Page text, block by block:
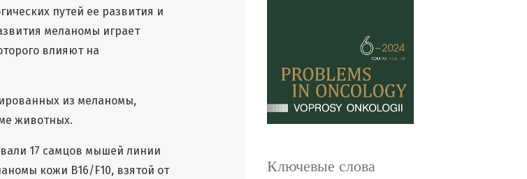
Ключевые слова
путей ее развития и
меланомы играет
влияют на
из меланомы,
животных.
17 самцов мышей линии
кожи В16/F10, взятой от